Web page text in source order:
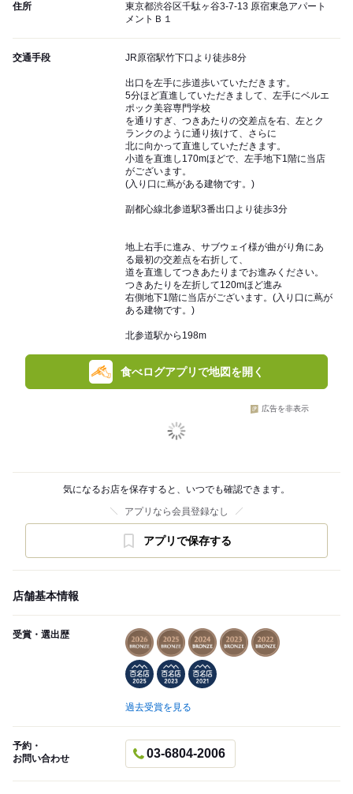
住所
東京都渋谷区千駄ヶ谷3-7-13 原宿東急アパート
メントＢ１
交通手段 JR原宿駅竹下口より徒歩8分
出口を左手に歩道歩いていただきます。
5分ほど直進していただきまして、左手にベルエ
ポック美容専門学校
を通りすぎ、つきあたりの交差点を右、左とク
ランクのように通り抜けて、さらに
北に向かって直進していただきます。
小道を直進し170mほどで、左手地下1階に当店
がございます。
(入り口に蔦がある建物です。)
副都心線北参道駅3番出口より徒歩3分
地上右手に進み、サブウェイ様が曲がり角にあ
る最初の交差点を右折して、
道を直進してつきあたりまでお進みください。
つきあたりを左折して120mほど進み
右側地下1階に当店がございます。(入り口に蔦が
ある建物です。)
北参道駅から198m
食べログアプリで地図を開く
広告を非表示
気になるお店を保存すると、いつでも確認できます。
アプリなら会員登録なし
アプリで保存する
店舗基本情報
受賞・選出歴
過去受賞を見る
予約・
お問い合わせ
03-6804-2006